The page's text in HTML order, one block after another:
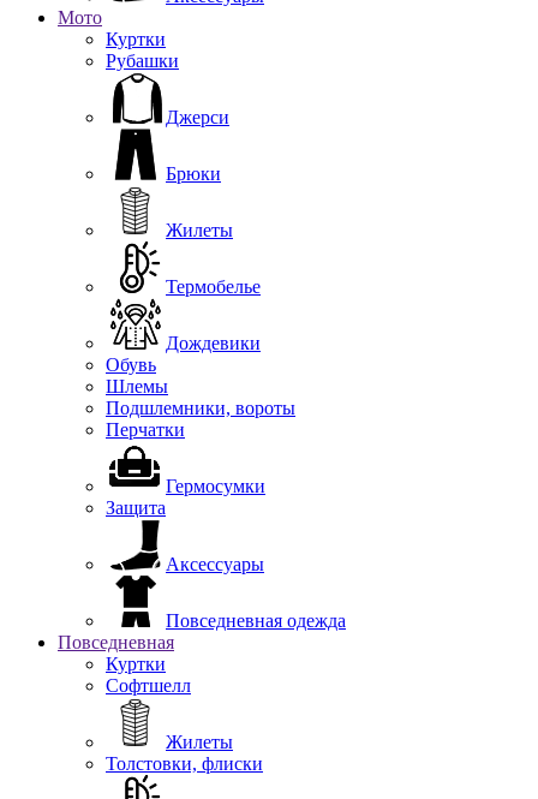
Мото
Куртки
Рубашки
Джерси
Брюки
Жилеты
Термобелье
Дождевики
Обувь
Шлемы
Подшлемники, вороты
Перчатки
Гермосумки
Защита
Аксессуары
Повседневная одежда
Повседневная
Куртки
Софтшелл
Жилеты
Толстовки, флиски